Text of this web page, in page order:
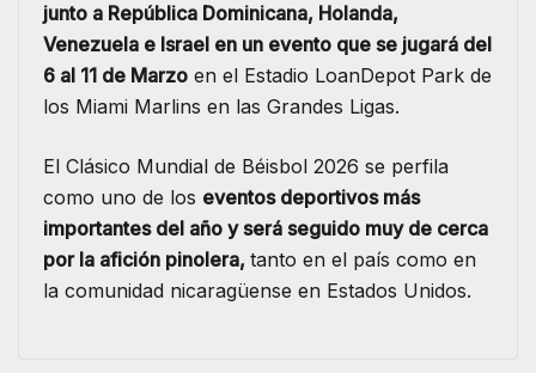
junto a República Dominicana, Holanda,
Venezuela e Israel en un evento que se jugará del
6 al 11 de Marzo en el Estadio LoanDepot Park de
los Miami Marlins en las Grandes Ligas.
El Clásico Mundial de Béisbol 2026 se perfila
como uno de los eventos deportivos más
importantes del año y será seguido muy de cerca
por la afición pinolera, tanto en el país como en
la comunidad nicaragüense en Estados Unidos.